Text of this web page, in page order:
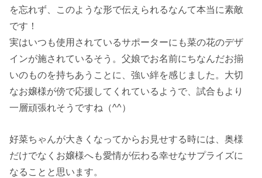
を忘れず、このような形で伝えられるなんて本当に素敵
です！
実はいつも使用されているサポーターにも菜の花のデザ
インが施されているそう。父娘でお名前にちなんだお揃
いのものを持ちあうことに、強い絆を感じました。大切
なお嬢様が傍で応援してくれているようで、試合もより
一層頑張れそうですね（^^）
好菜ちゃんが大きくなってからお見せする時には、奥様
だけでなくお嬢様へも愛情が伝わる幸せなサプライズに
なることと思います。